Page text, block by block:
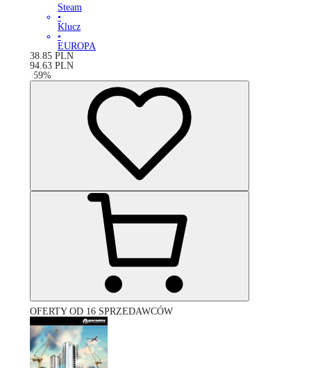
Steam
•
Klucz
•
EUROPA
38.85 PLN
94.63 PLN
-59%
OFERTY OD 16 SPRZEDAWCÓW